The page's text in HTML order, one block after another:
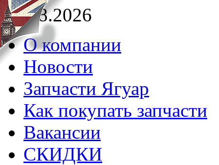
06.08.2026
О компании
Новости
Запчасти Ягуар
Как покупать запчасти
Вакансии
СКИДКИ